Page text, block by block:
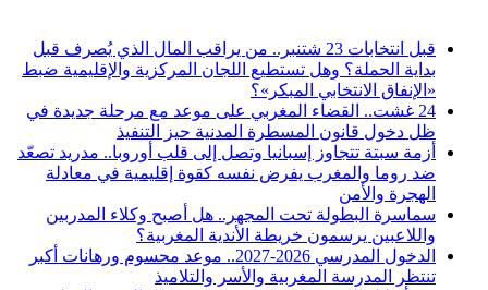
قبل انتخابات 23 شتنبر.. من يراقب المال الذي يُصرف قبل
بداية الحملة؟ وهل تستطيع اللجان المركزية والإقليمية ضبط
«الإنفاق الانتخابي المبكر»؟
24 غشت.. القضاء المغربي على موعد مع مرحلة جديدة في
ظل دخول قانون المسطرة المدنية حيز التنفيذ
أزمة سبتة تتجاوز إسبانيا وتصل إلى قلب أوروبا.. مدريد تصعّد
ضد روما والمغرب يفرض نفسه كقوة إقليمية في معادلة
الهجرة والأمن
سماسرة البطولة تحت المجهر.. هل أصبح وكلاء المدربين
واللاعبين يرسمون خريطة الأندية المغربية؟
الدخول المدرسي 2026-2027.. موعد محسوم ورهانات أكبر
تنتظر المدرسة المغربية والأسر والتلاميذ